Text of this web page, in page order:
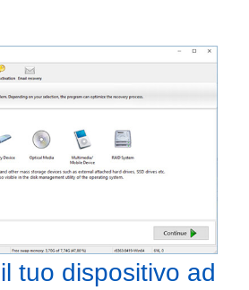
tuo dispositivo ad